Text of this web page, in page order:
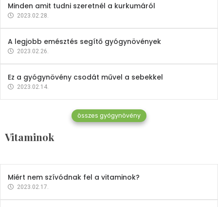
Minden amit tudni szeretnél a kurkumáról
2023.02.28.
A legjobb emésztés segítő gyógynövények
2023.02.26.
Ez a gyógynövény csodát művel a sebekkel
2023.02.14.
összes gyógynövény
Vitaminok
Vitaminok
Mindent a B-12 vitaminról
2023.02.27.
Miért nem szívódnak fel a vitaminok?
2023.02.17.